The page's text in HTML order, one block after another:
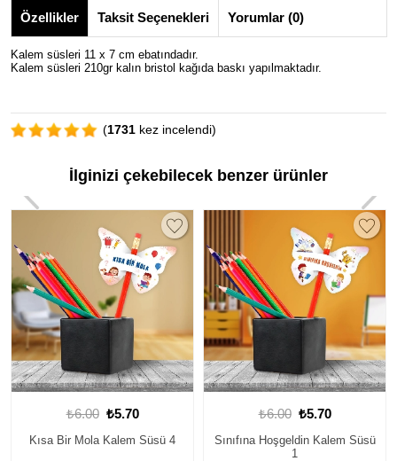
Özellikler Taksit Seçenekleri Yorumlar (0)
Kalem süsleri 11 x 7 cm ebatındadır.
Kalem süsleri 210gr kalın bristol kağıda baskı yapılmaktadır.
(1731 kez incelendi)
İlginizi çekebilecek benzer ürünler
₺6.00 ₺5.70
Sınıfına Hoşgeldin Kalem Süsü
₺6.00 ₺5.70
Okulumda İlk Günüm Kalem
Süsü 6